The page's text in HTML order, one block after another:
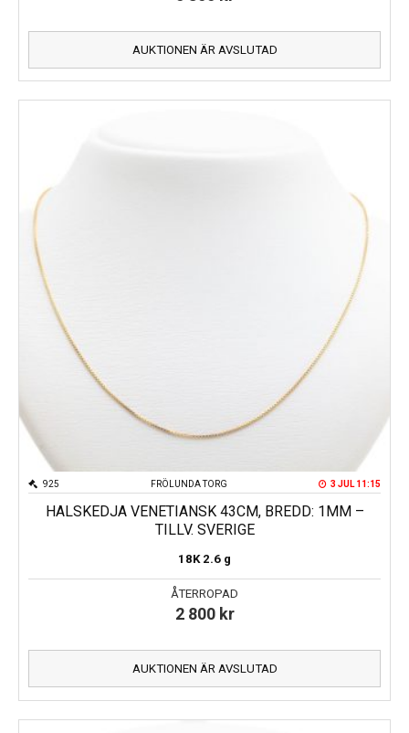
AUKTIONEN ÄR AVSLUTAD
FRÖLUNDA TORG
925 3 JUL 11:15
HALSKEDJA VENETIANSK 43CM, BREDD: 1MM –
TILLV. SVERIGE
18K 2.6 g
ÅTERROPAD
2 800 kr
AUKTIONEN ÄR AVSLUTAD